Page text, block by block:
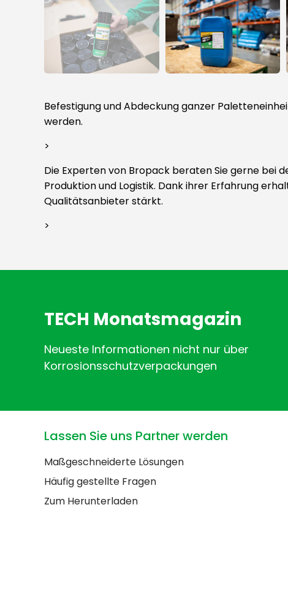
Befestigung und Abdeckung ganzer
werden.
>
Die Experten von Bropack beraten Sie gerne bei
Produktion und Logistik. Dank ihrer Erfahrung
Qualitätsanbieter stärkt.
>
TECH Monatsmagazin
Neueste Informationen nicht nur über
Korrosionsschutzverpackungen
Lassen Sie uns Partner werden
Maßgeschneiderte Lösungen
Häufig gestellte Fragen
Zum Herunterladen